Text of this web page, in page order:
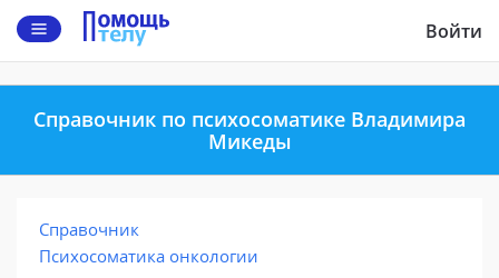
Войти
Справочник по психосоматике Владимира
Микеды
Справочник
Психосоматика онкологии